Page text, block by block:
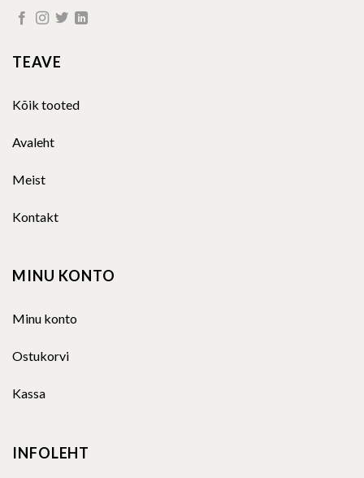
TEAVE
Kõik tooted
Avaleht
Meist
Kontakt
MINU KONTO
Minu konto
Ostukorvi
Kassa
INFOLEHT